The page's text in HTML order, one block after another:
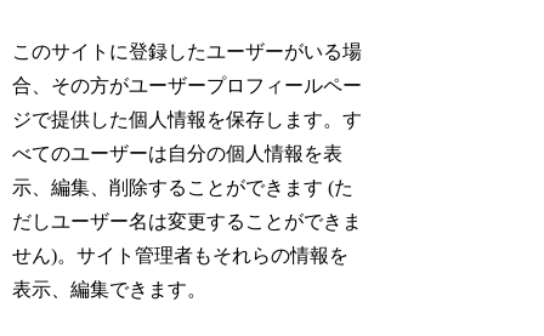
このサイトに登録したユーザーがいる場
合、その方がユーザープロフィールペー
ジで提供した個人情報を保存します。す
べてのユーザーは自分の個人情報を表
示、編集、削除することができます (た
だしユーザー名は変更することができま
せん)。サイト管理者もそれらの情報を
表示、編集できます。